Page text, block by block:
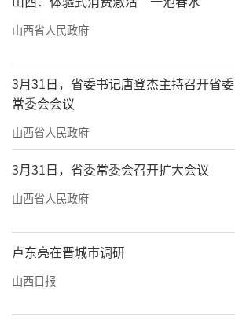
山西省人民政府
3月31日，省委书记唐登杰主持召开省委
常委会会议
山西省人民政府
3月31日，省委常委会召开扩大会议
山西省人民政府
卢东亮在晋城市调研
山西日报